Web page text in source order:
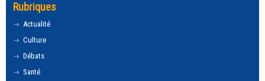
Rubriques
Actualité
Culture
Débats
Santé